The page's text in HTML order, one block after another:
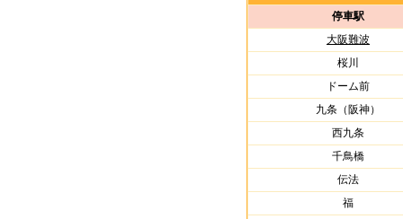
停車駅
大阪難波
桜川
ドーム前
九条（阪神）
西九条
千鳥橋
伝法
福